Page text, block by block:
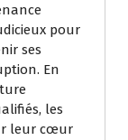
pour
ses
En
les
leur cœur